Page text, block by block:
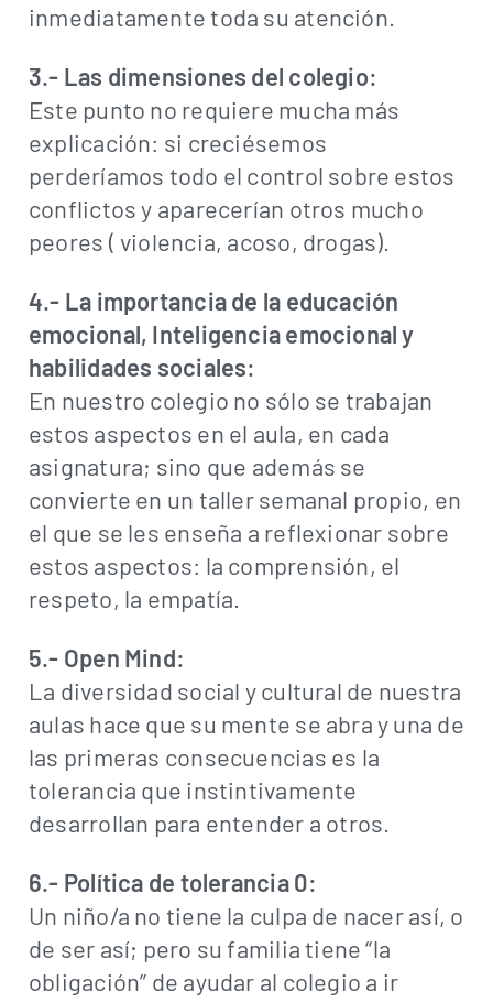
inmediatamente toda su atención.
3.- Las dimensiones del colegio:
Este punto no requiere mucha más
explicación: si creciésemos
perderíamos todo el control sobre estos
conflictos y aparecerían otros mucho
peores ( violencia, acoso, drogas).
4.- La importancia de la educación
emocional, Inteligencia emocional y
habilidades sociales:
En nuestro colegio no sólo se trabajan
estos aspectos en el aula, en cada
asignatura; sino que además se
convierte en un taller semanal propio, en
el que se les enseña a reflexionar sobre
estos aspectos: la comprensión, el
respeto, la empatía.
5.- Open Mind:
La diversidad social y cultural de nuestra
aulas hace que su mente se abra y una de
las primeras consecuencias es la
tolerancia que instintivamente
desarrollan para entender a otros.
6.- Política de tolerancia 0:
Un niño/a no tiene la culpa de nacer así, o
de ser así; pero su familia tiene “la
obligación” de ayudar al colegio a ir